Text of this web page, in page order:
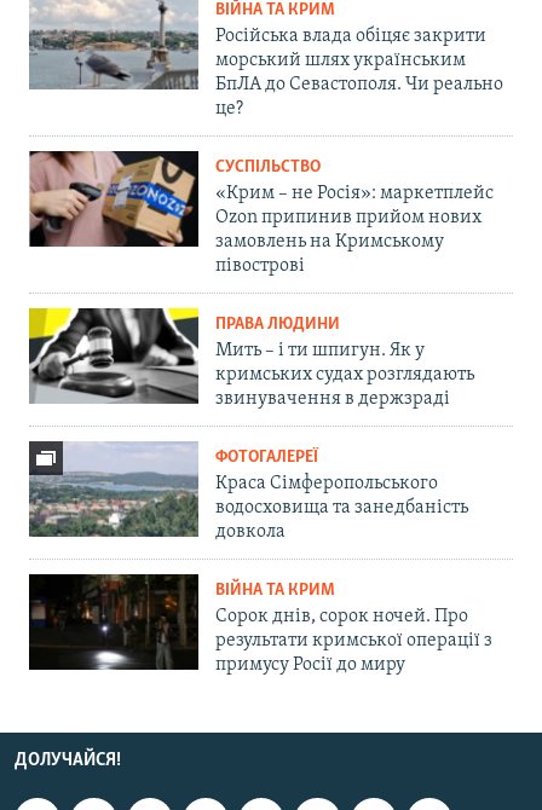
ВІЙНА ТА КРИМ
Російська влада обіцяє закрити
морський шлях українським
БпЛА до Севастополя. Чи реально
це?
СУСПІЛЬСТВО
«Крим – не Росія»: маркетплейс
Ozon припинив прийом нових
замовлень на Кримському
півострові
ПРАВА ЛЮДИНИ
Мить – і ти шпигун. Як у
кримських судах розглядають
звинувачення в держзраді
ФОТОГАЛЕРЕЇ
Краса Сімферопольського
водосховища та занедбаність
довкола
ВІЙНА ТА КРИМ
Сорок днів, сорок ночей. Про
результати кримської операції з
примусу Росії до миру
ДОЛУЧАЙСЯ!